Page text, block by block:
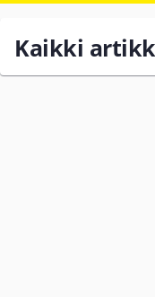
Kaikki